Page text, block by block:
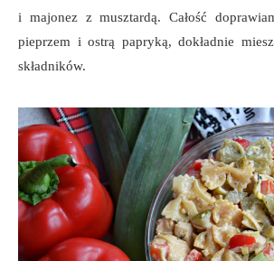
i majonez z musztardą. Całość
pieprzem i ostrą papryką, dokładnie
składników.